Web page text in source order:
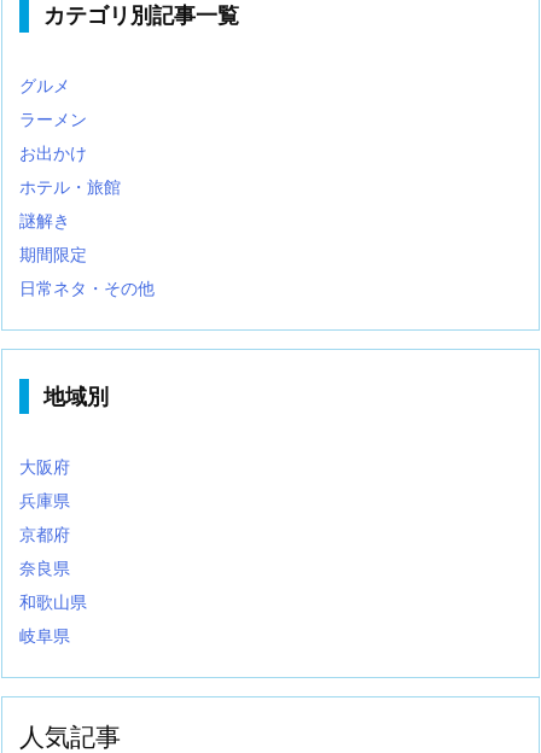
カテゴリ別記事一覧
グルメ
ラーメン
お出かけ
ホテル・旅館
謎解き
期間限定
日常ネタ・その他
地域別
大阪府
兵庫県
京都府
奈良県
和歌山県
岐阜県
人気記事